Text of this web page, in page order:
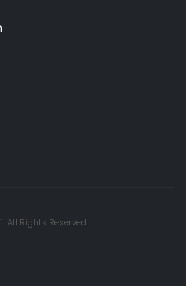
All Rights Reserved.